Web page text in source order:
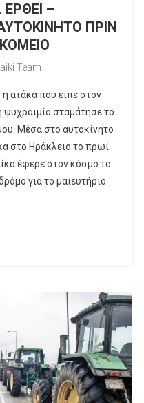
–
ΠΡΙΝ
Team
ατάκα που είπε στον
ψυχραιμία σταμάτησε το
Μέσα στο αυτοκίνητο
στο Ηράκλειο το πρωί
έφερε στον κόσμο το
για το μαιευτήριο